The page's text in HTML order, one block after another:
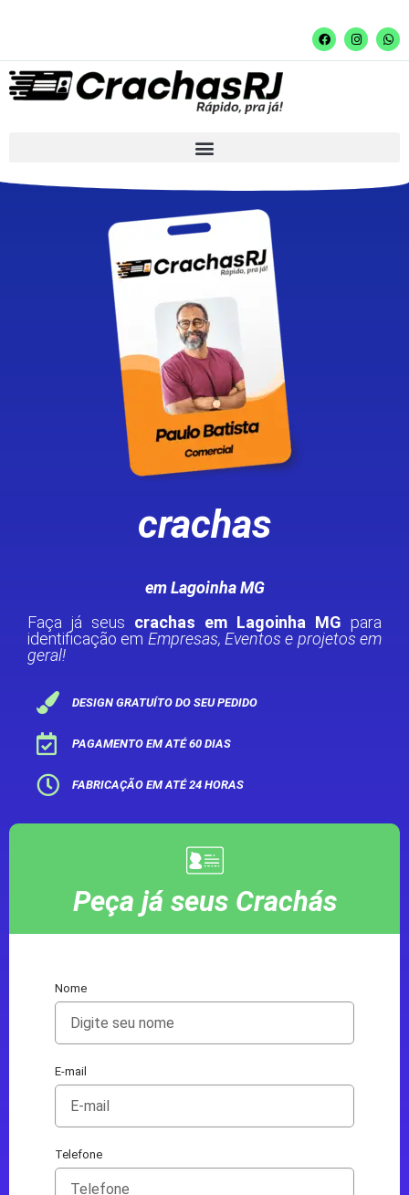
crachas
em Lagoinha MG
Faça já seus crachas em Lagoinha MG para
identificação em Empresas, Eventos e projetos em
geral!
DESIGN GRATUÍTO DO SEU PEDIDO
PAGAMENTO EM ATÉ 60 DIAS
FABRICAÇÃO EM ATÉ 24 HORAS
Peça já seus Crachás
Nome
E-mail
Telefone